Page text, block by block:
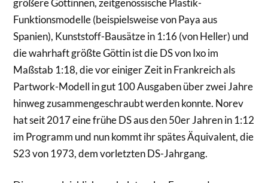
Funktionsmodelle (beispielsweise von Paya aus
Spanien), Kunststoff-Bausätze in 1:16 (von Heller) und
die wahrhaft größte Göttin ist die DS von Ixo im
Maßstab 1:18, die vor einiger Zeit in Frankreich als
Partwork-Modell in gut 100 Ausgaben über zwei Jahre
hinweg zusammengeschraubt werden konnte. Norev
hat seit 2017 eine frühe DS aus den 50er Jahren in 1:12
im Programm und nun kommt ihr spätes Äquivalent, die
S23 von 1973, dem vorletzten DS-Jahrgang.